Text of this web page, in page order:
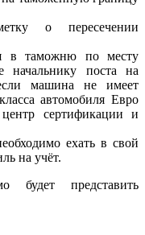
о пересечении
в таможню по месту
начальнику поста на
машина не имеет
автомобиля Евро
сертификации и
ехать в свой
на учёт.
будет представить